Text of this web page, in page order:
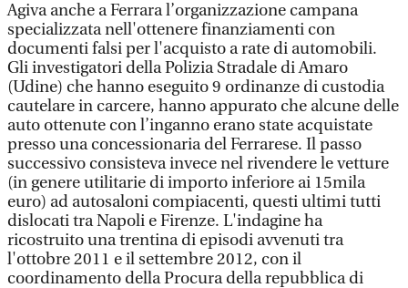
Agiva anche a Ferrara l’organizzazione campana
specializzata nell'ottenere finanziamenti con
documenti falsi per l'acquisto a rate di automobili.
Gli investigatori della Polizia Stradale di Amaro
(Udine) che hanno eseguito 9 ordinanze di custodia
cautelare in carcere, hanno appurato che alcune delle
auto ottenute con l’inganno erano state acquistate
presso una concessionaria del Ferrarese. Il passo
successivo consisteva invece nel rivendere le vetture
(in genere utilitarie di importo inferiore ai 15mila
euro) ad autosaloni compiacenti, questi ultimi tutti
dislocati tra Napoli e Firenze. L'indagine ha
ricostruito una trentina di episodi avvenuti tra
l'ottobre 2011 e il settembre 2012, con il
coordinamento della Procura della repubblica di